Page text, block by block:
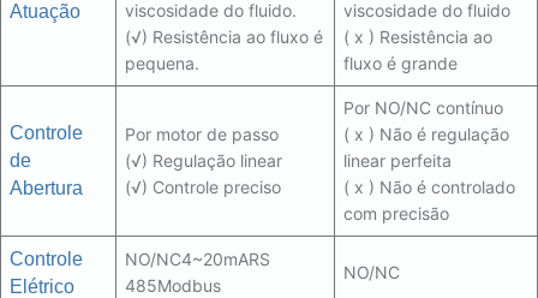
Atuação
viscosidade do fluido.
(√) Resistência ao fluxo é
pequena.
viscosidade do fluido
( x ) Resistência ao
fluxo é grande
Controle
de
Abertura
Por motor de passo
(√) Regulação linear
(√) Controle preciso
Por NO/NC contínuo
( x ) Não é regulação
linear perfeita
( x ) Não é controlado
com precisão
Controle
Elétrico
NO/NC4~20mARS
485Modbus
NO/NC